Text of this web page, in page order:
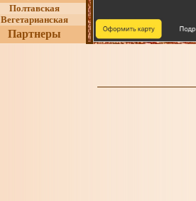
Полтавская
Вегетарианская
Партнеры